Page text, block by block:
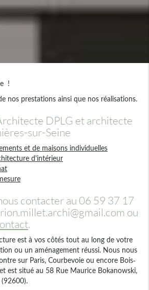
!
nos prestations ainsi que nos réalisations.
DPLG et architecte
sur-Seine
et de maisons individuelles
d'intérieur
contacter au 06 59 37 17
ou
.
est à vos côtés tout au long de votre
ou un aménagement réussi. Nous nous
sur Paris, Courbevoie ou encore Bois-
est situé au 58 Rue Maurice Bokanowski,
(92600).